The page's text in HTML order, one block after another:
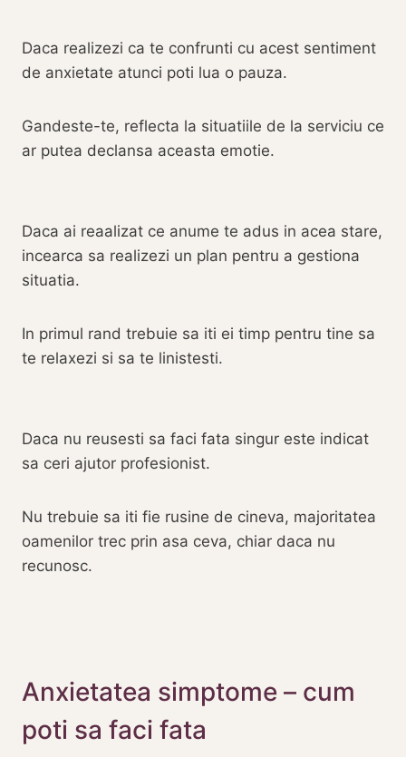
Daca realizezi ca te confrunti cu acest sentiment
de anxietate atunci poti lua o pauza.
Gandeste-te, reflecta la situatiile de la serviciu ce
ar putea declansa aceasta emotie.
Daca ai reaalizat ce anume te adus in acea stare,
incearca sa realizezi un plan pentru a gestiona
situatia.
In primul rand trebuie sa iti ei timp pentru tine sa
te relaxezi si sa te linistesti.
Daca nu reusesti sa faci fata singur este indicat
sa ceri ajutor profesionist.
Nu trebuie sa iti fie rusine de cineva, majoritatea
oamenilor trec prin asa ceva, chiar daca nu
recunosc.
Anxietatea simptome – cum
poti sa faci fata